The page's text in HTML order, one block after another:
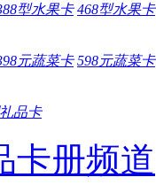
型水果卡 468型水果卡
元蔬菜卡 598元蔬菜卡
品卡
卡册频道